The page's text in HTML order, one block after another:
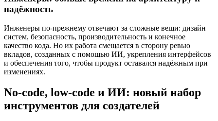
надёжность
Инженеры по‑прежнему отвечают за сложные вещи: дизайн
систем, безопасность, производительность и конечное
качество кода. Но их работа смещается в сторону ревью
вкладов, созданных с помощью ИИ, укрепления интерфейсов
и обеспечения того, чтобы продукт оставался надёжным при
изменениях.
No‑code, low‑code и ИИ: новый набор
инструментов для создателей